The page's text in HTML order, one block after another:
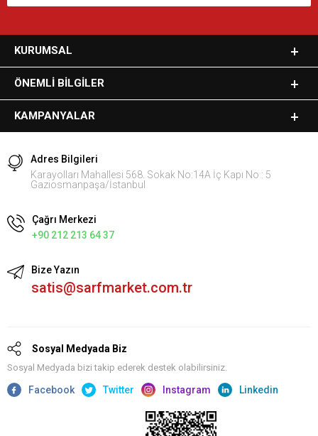
KURUMSAL
ÖNEMLI BILGILER
KAMPANYALAR
Adres Bilgileri
Karayolları Mahallesi 568. Sokak No:14A İç Kapı No : 5
Gaziosmanpaşa/İstanbul
Çağrı Merkezi
+90 212 213 64 37
Bize Yazın
satis@sarfmarket.com.tr
Sosyal Medyada Biz
Sosyal Medyada bizi takip ederek destek olabilirsiniz.
Facebook Twitter Instagram Linkedin